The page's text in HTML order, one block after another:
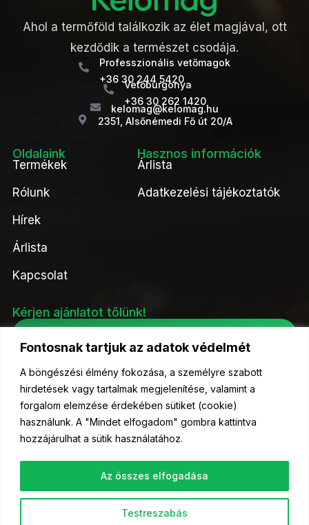
Fontosnak tartjuk az adatok védelmét
A böngészési élmény fokozása, a személyre szabott
hirdetések vagy tartalmak megjelenítése, valamint a
forgalom elemzése érdekében sütiket (cookie)
használunk. A "Mindet elfogadom" gombra kattintva
hozzájárulhat a sütik használatához.
Testreszabás
Az összes elfogadása
Ahol a termőföld találkozik az élet magjával, ott
kezdődik a természet csodája.
Professzionális vetőmagok
+36 30 244 5420
Vetőburgonya
+36 30 262 1420
kelomag@kelomag.hu
2351, Alsőnémedi Fő út 20/A
Oldalaink
Termékek
Rólunk
Hírek
Árlista
Kapcsolat
Hasznos információk
Árlista
Adatkezelési tájékoztatók
Kérjen ajánlatot tőlünk!
© 2023 Kelőmag Kft- Minden jog fenntartva.